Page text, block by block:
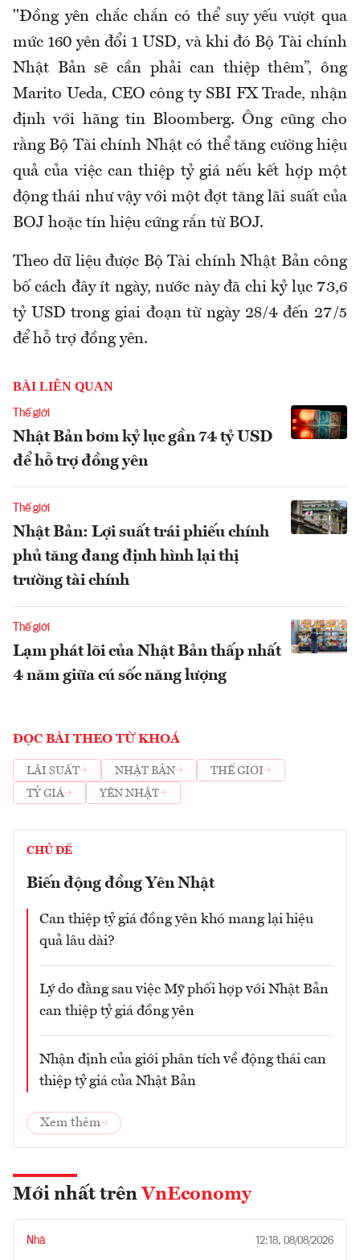
"Đồng yên chắc chắn có thể suy yếu vượt qua
mức 160 yên đổi 1 USD, và khi đó Bộ Tài chính
Nhật Bản sẽ cần phải can thiệp thêm”, ông
Marito Ueda, CEO công ty SBI FX Trade, nhận
định với hãng tin Bloomberg. Ông cũng cho
rằng Bộ Tài chính Nhật có thể tăng cường hiệu
quả của việc can thiệp tỷ giá nếu kết hợp một
động thái như vậy với một đợt tăng lãi suất của
BOJ hoặc tín hiệu cứng rắn từ BOJ.
Theo dữ liệu được Bộ Tài chính Nhật Bản công
bố cách đây ít ngày, nước này đã chi kỷ lục 73,6
tỷ USD trong giai đoạn từ ngày 28/4 đến 27/5
để hỗ trợ đồng yên.
BÀI LIÊN QUAN
Thế giới
Nhật Bản bơm kỷ lục gần 74 tỷ USD
để hỗ trợ đồng yên
Thế giới
Nhật Bản: Lợi suất trái phiếu chính
phủ tăng đang định hình lại thị
trường tài chính
Thế giới
Lạm phát lõi của Nhật Bản thấp nhất
4 năm giữa cú sốc năng lượng
ĐỌC BÀI THEO TỪ KHOÁ
LÃI SUẤT NHẬT BẢN
THẾ GIỚI
TỶ GIÁ
YÊN NHẬT
CHỦ ĐỀ
Biến động đồng Yên Nhật
Can thiệp tỷ giá đồng yên khó mang lại hiệu
quả lâu dài?
Lý do đằng sau việc Mỹ phối hợp với Nhật Bản
can thiệp tỷ giá đồng yên
Nhận định của giới phân tích về động thái can
thiệp tỷ giá của Nhật Bản
Xem thêm
Mới nhất trên VnEconomy
Nhà 12:18, 08/08/2026